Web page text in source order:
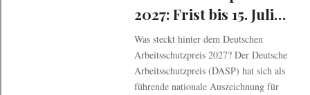
2027: Frist bis 15. Juli
verlängert
Was steckt hinter dem Deutschen
Arbeitsschutzpreis 2027? Der Deutsche
Arbeitsschutzpreis (DASP) hat sich als
führende nationale Auszeichnung für